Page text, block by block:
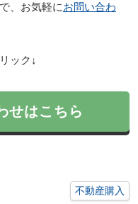
、お気軽にお問い合わ
ック↓
せはこちら
不動産購入